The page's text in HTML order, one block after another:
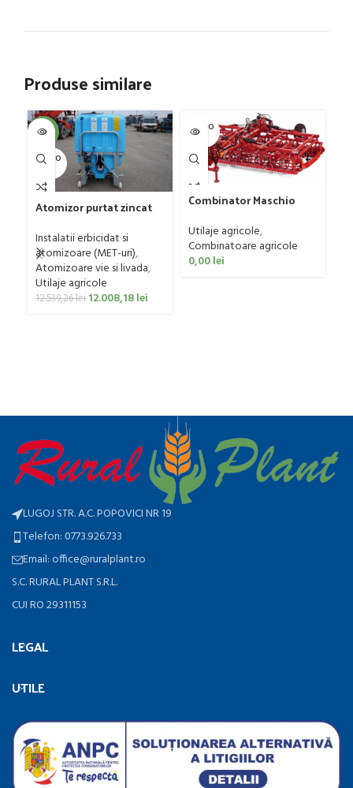
Produse similare
-4%
SOLD O
UT
Atomizor purtat zincat
Bufer, model Ronda,
400 litri
Instalatii erbicidat si
atomizoare (MET-uri),
Atomizoare vie si livada,
Utilaje agricole
12.539,26lei 12.008,18lei
SOLD O
UT
Combinator Maschio
Sandokan, 120-190 CP
Utilaje agricole,
Combinatoare agricole
0,00lei
LUGOJ STR. A.C. POPOVICI NR 19
Telefon: 0773.926.733
Email: office@ruralplant.ro
S.C. RURAL PLANT S.R.L.
CUI RO 29311153
LEGAL
UTILE